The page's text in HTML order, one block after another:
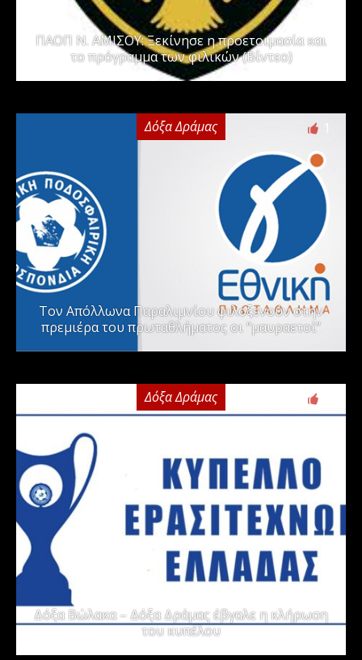
ΠΑΟΠ Ν. ΑΜΙΣΟΥ: Ξεκίνησε η προετοιμασία και
το πρόγραμμα των φιλικών (Βίντεο)
Δόξα Δράμας
Τον Απόλλωνα Παραλιμνίου φιλοξενούν στην
πρεμιέρα του πρωταθλήματος οι “μαυραετοί”
Δόξα Δράμας
Δόξα Βώλακα – Δόξα Δράμας έβγαλε η κλήρωση
του κυπέλου